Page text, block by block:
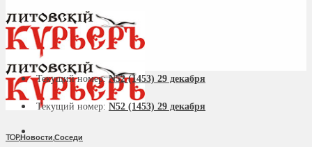
Текущий номер:N52 (1453) 29 декабря
Текущий номер: N52 (1453) 29 декабря
TOP,Новости,Соседи